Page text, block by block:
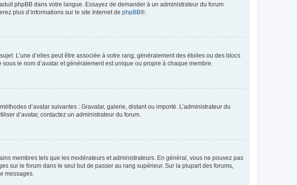
phpBB dans votre langue. Essayez de demander à un administrateur du forum
plus d’informations sur le site Internet de phpBB®.
L’une d’elles peut être associée à votre rang, généralement des étoiles ou des blocs
le nom d’avatar et généralement est unique ou propre à chaque membre.
d’avatar suivantes : Gravatar, galerie, distant ou importé. L’administrateur du
d’avatar, contactez un administrateur du forum.
membres tels que les modérateurs et administrateurs. En général, vous ne pouvez pas
sur le forum dans le seul but de passer au rang supérieur. Sur la plupart des forums,
messages.